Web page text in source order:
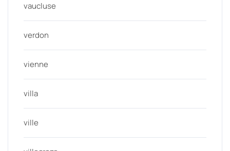
vaucluse
verdon
vienne
villa
ville